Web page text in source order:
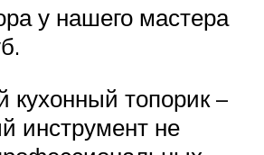
у нашего мастера
кухонный топорик –
инструмент не